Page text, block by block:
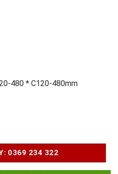
480 * C120-480mm
0369 234 322